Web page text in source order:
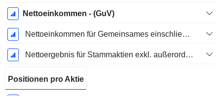
Nettoeinkommen - (GuV)
Nettoeinkommen für Gemeinsames einschließlich außerordentlicher Posten
Nettoergebnis für Stammaktien exkl. außerordentliche Posten
Positionen pro Aktie